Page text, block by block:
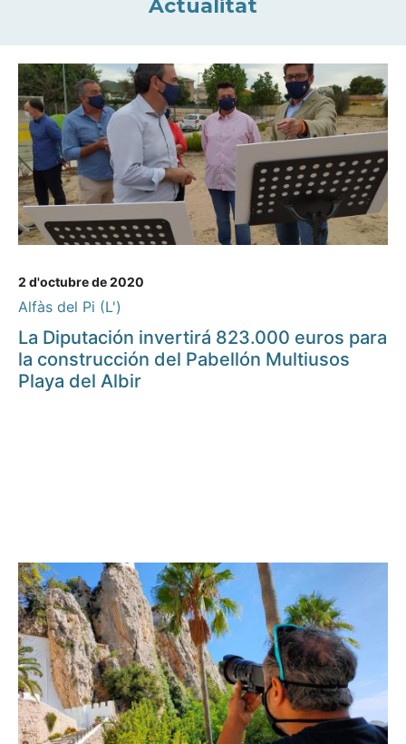
Actualitat
2 d'octubre de 2020
Alfàs del Pi (L')
La Diputación invertirá 823.000 euros para
la construcción del Pabellón Multiusos
Playa del Albir